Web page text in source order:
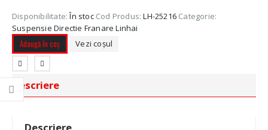
Disponibilitate:În stoc Cod Produs:LH-25216 Categorie:
Suspensie Directie Franare Linhai
Adaugă în coș Vezi coșul
Descriere
Descriere